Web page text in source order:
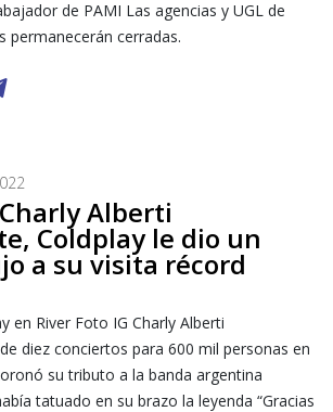
de PAMI Las agencias y UGL de
permanecerán cerradas.
Alberti
Coldplay le dio un
a su visita récord
diez conciertos para 600 mil personas en
su tributo a la banda argentina
tatuado en su brazo la leyenda “Gracias